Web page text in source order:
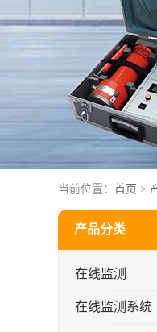
当前位置： 首页 >
产品分类
在线监测
在线监测系统